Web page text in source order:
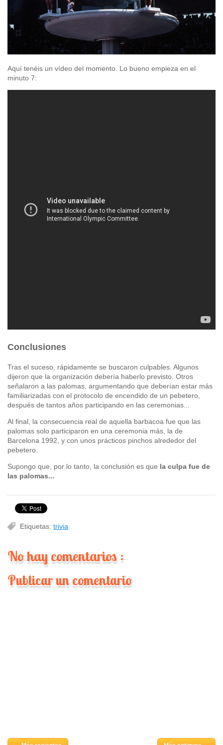
Aquí tenéis un vídeo del momento. Lo bueno empieza en el
minuto 7:
Conclusiones
Tras el suceso, rápidamente se buscaron culpables. Algunos
dijeron que la organización debería haberlo previsto. Otros
señalaron a las palomas, argumentando que deberían estar más
familiarizadas con el protocolo de encendido de un pebetero,
después de tantos años participando en las ceremonias...
Al final, la consecuencia real de aquella barbacoa fue que las
palomas solo participaron en una ceremonia más, la de
Barcelona 1992, y con unos prácticos pinchos alrededor del
pebetero.
Supongo que, por lo tanto, la conclusión es que la culpa fue de
las palomas...
Etiquetas:trivia
No hay comentarios :
Publicar un comentario